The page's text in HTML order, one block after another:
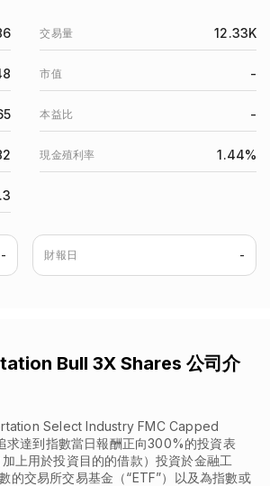
交易量 12.33K
市值 -
本益比 -
現金殖利率 1.44%
- 財報日 -
Bull 3X Shares 公司介
Select Industry FMC Capped
達到指數當日報酬正向300%的投資表
上用於投資目的的借款）投資於金融工
的交易所交易基金（“ETF”）以及為指數或